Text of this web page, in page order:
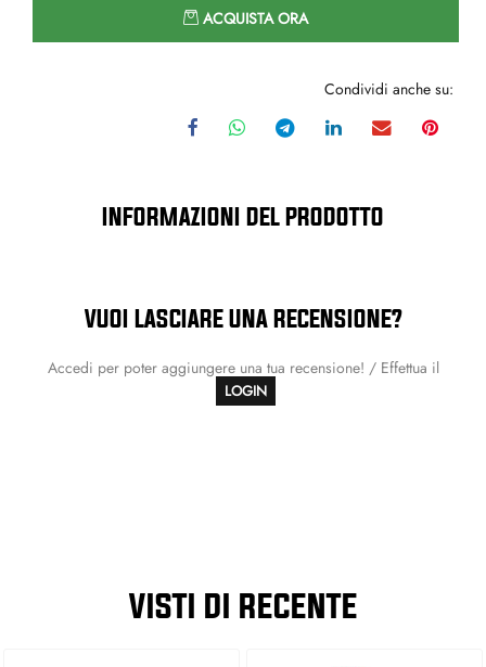
ACQUISTA ORA
Condividi anche su:
INFORMAZIONI DEL PRODOTTO
VUOI LASCIARE UNA RECENSIONE?
Accedi per poter aggiungere una tua recensione! / Effettua il
LOGIN
VISTI DI RECENTE